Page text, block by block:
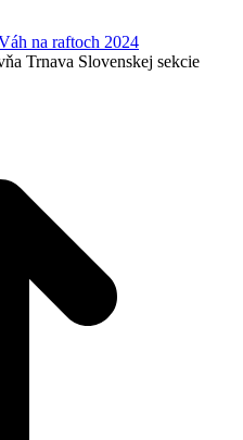
na raftoch 2024
Trnava Slovenskej sekcie